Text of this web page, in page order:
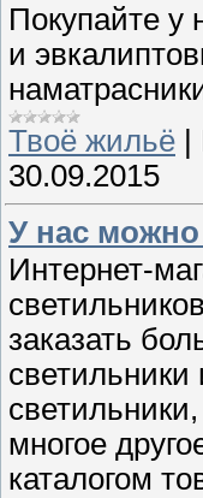
Покупайте у
и
Твоё жильё |
30.09.2015
У нас можно
Интернет-
заказать
многое
каталогом